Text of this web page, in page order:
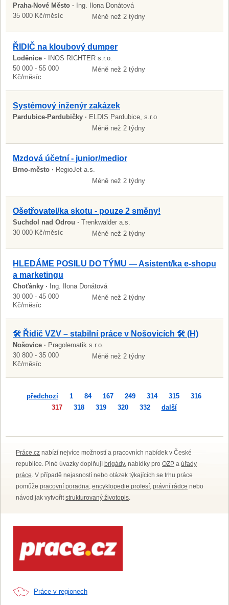
Praha-Nové Město ·
Ing. Ilona Donátová
35 000 Kč/měsíc
Méně než 2 týdny
ŘIDIČ na kloubový dumper
Loděnice ·
INOS RICHTER s.r.o.
50 000 - 55 000
Kč/měsíc
Méně než 2 týdny
Systémový inženýr zakázek
Pardubice-Pardubičky · ELDIS Pardubice, s.r.o
Méně než 2 týdny
Mzdová účetní - junior/medior
Brno-město · RegioJet a.s.
Méně než 2 týdny
Ošetřovatel/ka skotu - pouze 2 směny!
Suchdol nad Odrou · Trenkwalder a.s.
30 000 Kč/měsíc
Méně než 2 týdny
HLEDÁME POSILU DO TÝMU — Asistent/ka e-shopu
a marketingu
Choťánky ·
Ing. Ilona Donátová
30 000 - 45 000
Kč/měsíc
Méně než 2 týdny
🛠️ Řidič VZV – stabilní práce v Nošovicích 🛠️ (H)
Nošovice · Pragolematik s.r.o.
30 800 - 35 000
Kč/měsíc
Méně než 2 týdny
předchozí 1 84 167 249 314 315
316
317
318 319 320 332 další
Práce.cz nabízí nejvíce možností a pracovních nabídek v České
republice. Plné úvazky doplňují brigády, nabídky pro OZP a úřady
práce. V případě nejasností nebo otázek týkajících se trhu práce
pomůže pracovní poradna, encyklopedie profesí, právní rádce nebo
návod jak vytvořitstrukturovaný životopis.
Práce v regionech